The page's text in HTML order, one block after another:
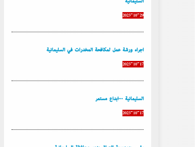
2023-10-29
إجراء ورشة عمل لمكافحة المخدرات في السليمانية
2023-10-17
السليمانية ...إبداع مستمر
2023-10-17